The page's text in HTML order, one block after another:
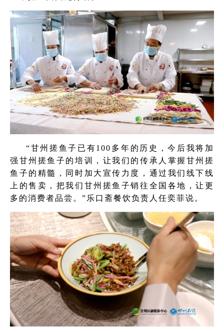
“甘州搓鱼子已有100多年的历史，今后我将加
强甘州搓鱼子的培训，让我们的传承人掌握甘州搓
鱼子的精髓，同时加大宣传力度，通过我们线下线
上的售卖，把我们甘州搓鱼子销往全国各地，让更
多的消费者品尝。”乐口斋餐饮负责人任奕菲说。